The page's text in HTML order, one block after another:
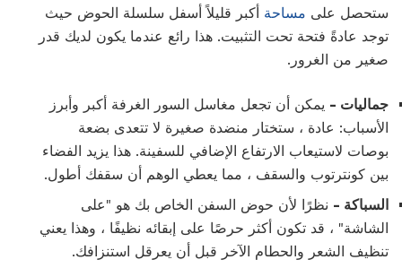
ستحصل على مساحة أكبر قليلاً أسفل سلسلة الحوض حيث
توجد عادةً فتحة تحت التثبيت. هذا رائع عندما يكون لديك قدر
صغير من الغرور.
جماليات - يمكن أن تجعل مغاسل السور الغرفة أكبر وأبرز
الأسباب: عادة ، ستختار منضدة صغيرة لا تتعدى بضعة
بوصات لاستيعاب الارتفاع الإضافي للسفينة. هذا يزيد الفضاء
بين كونترتوب والسقف ، مما يعطي الوهم أن سقفك أطول.
السباكة - نظرًا لأن حوض السفن الخاص بك هو "على
الشاشة" ، قد تكون أكثر حرصًا على إبقائه نظيفًا ، وهذا يعني
تنظيف الشعر والحطام الآخر قبل أن يعرقل استنزافك.